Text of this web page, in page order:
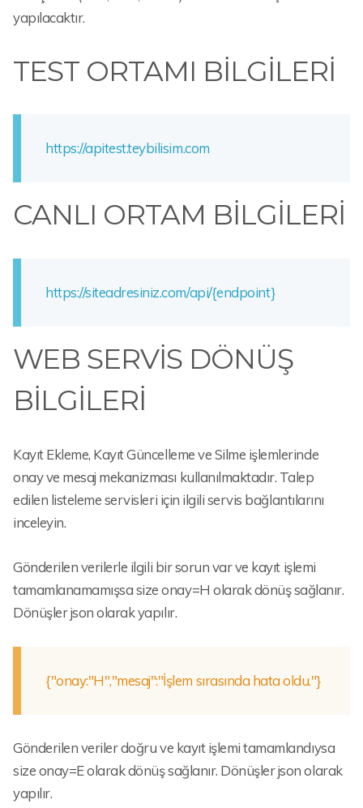
yapılacaktır.
TEST ORTAMI BİLGİLERİ
https://apitest.teybilisim.com
CANLI ORTAM BİLGİLERİ
https://siteadresiniz.com/api/{endpoint}
WEB SERVİS DÖNÜŞ
BİLGİLERİ
Kayıt Ekleme, Kayıt Güncelleme ve Silme işlemlerinde
onay ve mesaj mekanizması kullanılmaktadır. Talep
edilen listeleme servisleri için ilgili servis bağlantılarını
inceleyin.
Gönderilen verilerle ilgili bir sorun var ve kayıt işlemi
tamamlanamamışsa size onay=H olarak dönüş sağlanır.
Dönüşler json olarak yapılır.
{"onay:"H","mesaj":"İşlem sırasında hata oldu."}
Gönderilen veriler doğru ve kayıt işlemi tamamlandıysa
size onay=E olarak dönüş sağlanır. Dönüşler json olarak
yapılır.